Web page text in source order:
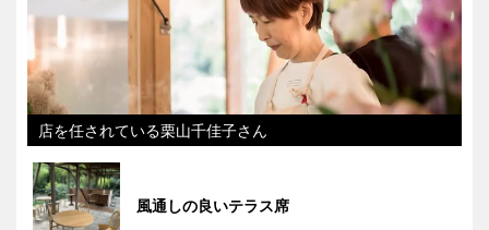
店を任されている栗山千佳子さん
風通しの良いテラス席